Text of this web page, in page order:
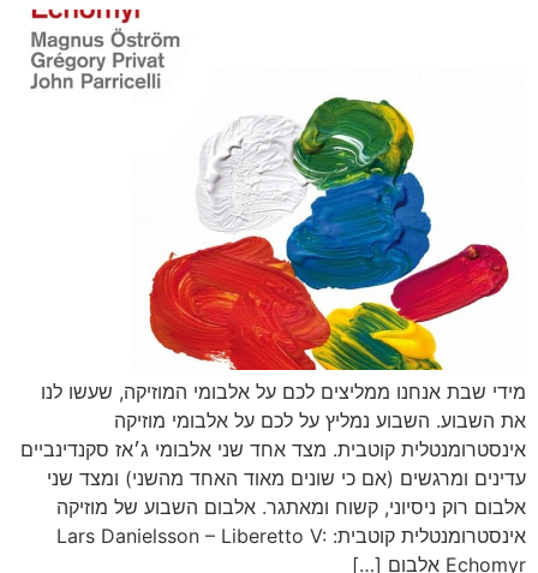
מידי שבת אנחנו ממליצים לכם על אלבומי המוזיקה, שעשו לנו
את השבוע. השבוע נמליץ על לכם על אלבומי מוזיקה
אינסטרומנטלית קוטבית. מצד אחד שני אלבומי ג׳אז סקנדינביים
עדינים ומרגשים (אם כי שונים מאוד האחד מהשני) ומצד שני
אלבום רוק ניסיוני, קשוח ומאתגר. אלבום השבוע של מוזיקה
אינסטרומנטלית קוטבית: Lars Danielsson – Liberetto V:
Echomyr אלבום […]